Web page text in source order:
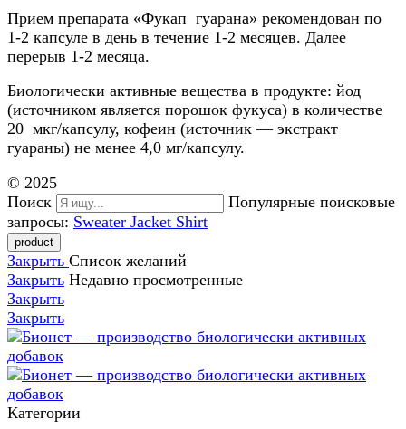
Прием препарата «Фукап гуарана» рекомендован по
1-2 капсуле в день в течение 1-2 месяцев. Далее
перерыв 1-2 месяца.
Биологически активные вещества в продукте: йод
(источником является порошок фукуса) в количестве
20 мкг/капсулу, кофеин (источник — экстракт
гуараны) не менее 4,0 мг/капсулу.
© 2025
Поиск
Популярные поисковые
запросы: Sweater Jacket Shirt
Закрыть Список желаний
Закрыть Недавно просмотренные
Закрыть
Закрыть
Категории